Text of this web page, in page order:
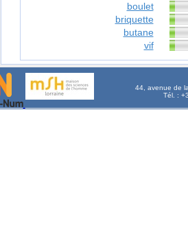
boulet
briquette
butane
vif
44, avenue de
Tél. :